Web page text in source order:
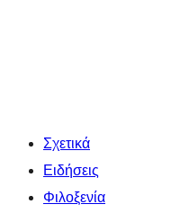
Σχετικά
Ειδήσεις
Φιλοξενία